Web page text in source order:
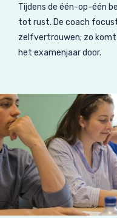
Tijdens de één-op-één
tot rust. De coach
zelfvertrouwen; zo komt
het examenjaar door.